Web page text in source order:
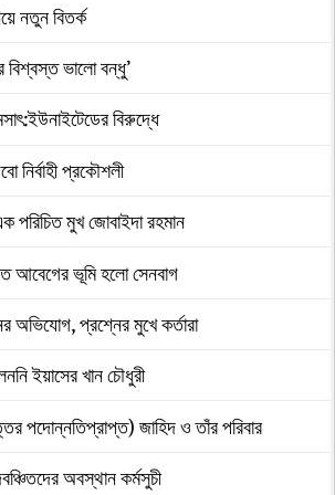
নতুন বিতর্ক
বিশ্বস্ত ভালো বন্ধু’
বিরুদ্ধে
নির্বাহী প্রকৌশলী
পরিচিত মুখ জোবাইদা রহমান
আবেগের ভূমি হলো সেনবাগ
অভিযোগ, প্রশ্নের মুখে কর্তারা
ইয়াসের খান চৌধুরী
পদোন্নতিপ্রাপ্ত) জাহিদ ও তাঁর পরিবার
অবস্থান কর্মসুচী